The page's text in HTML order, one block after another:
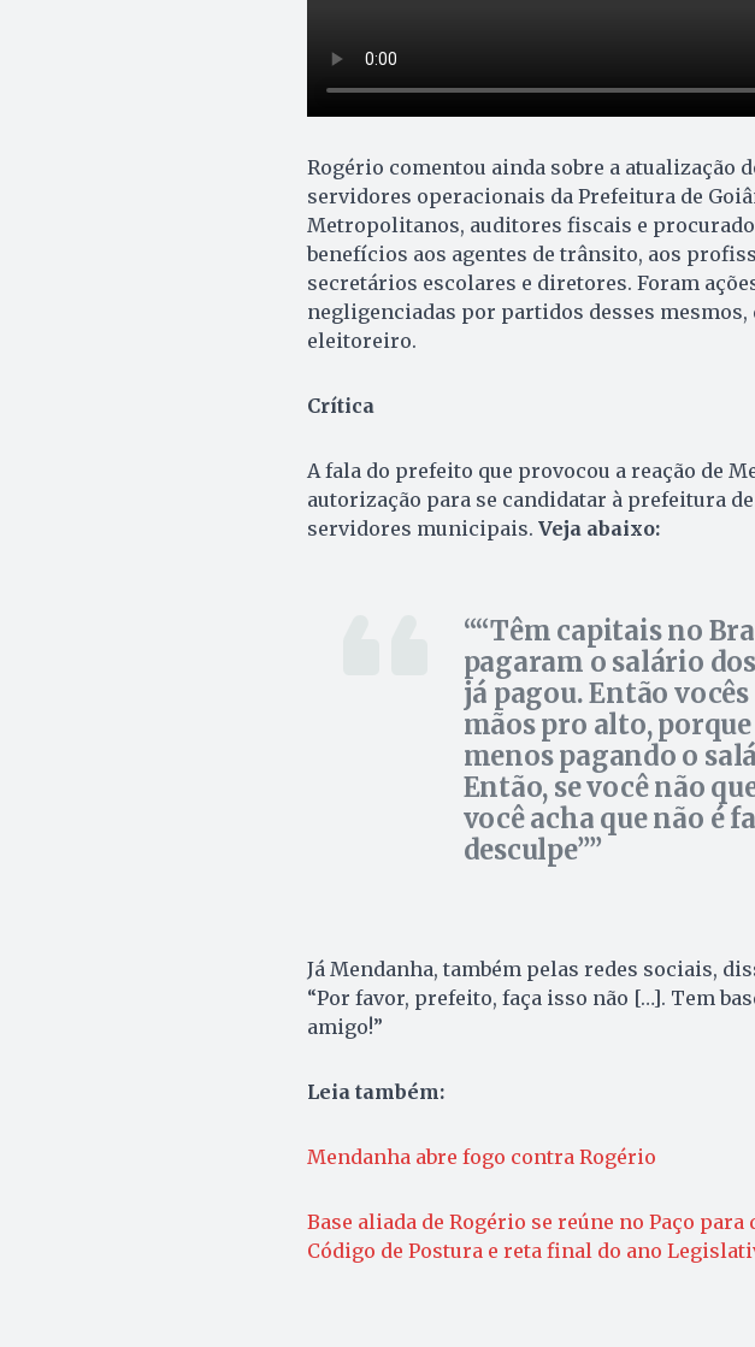
Rogério comentou ainda sobre a atualização
servidores operacionais da Prefeitura de
Metropolitanos, auditores fiscais e
benefícios aos agentes de trânsito, aos
secretários escolares e diretores. Foram
negligenciadas por partidos desses mesmos,
eleitoreiro.
Crítica
A fala do prefeito que provocou a reação de
autorização para se candidatar à prefeitura
servidores municipais. Veja abaixo:
“Têm capitais no
pagaram o salário
já pagou. Então
mãos pro alto,
menos pagando o
Então, se você não
você acha que não é
desculpe”
Já Mendanha, também pelas redes sociais,
“Por favor, prefeito, faça isso não […]. Tem
amigo!”
Leia também:
Mendanha abre fogo contra Rogério
Base aliada de Rogério se reúne no Paço
Código de Postura e reta final do ano